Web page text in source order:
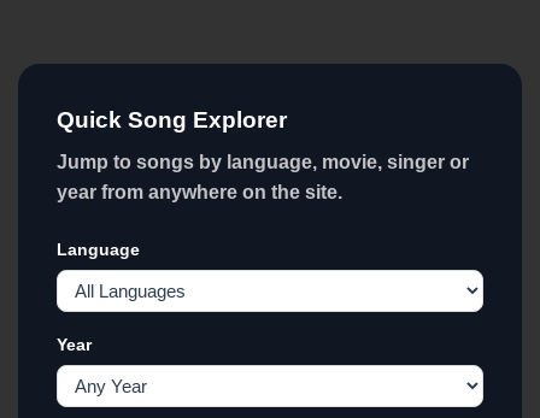
Quick Song Explorer
Jump to songs by language, movie, singer or
year from anywhere on the site.
Language
Year